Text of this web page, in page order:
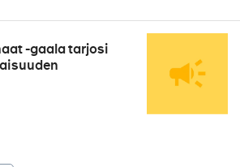
-gaala tarjosi